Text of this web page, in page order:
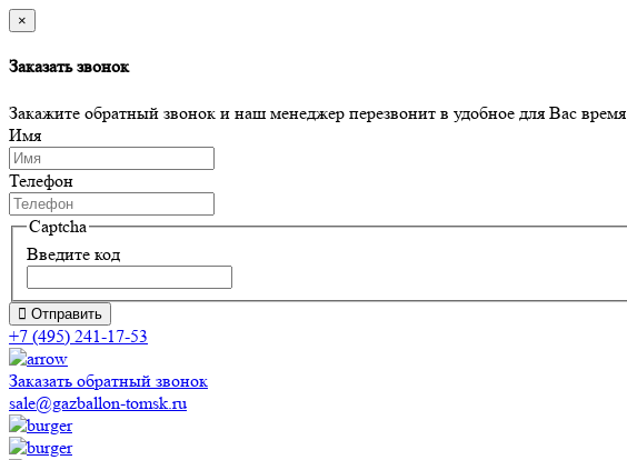
×
Заказать звонок
Закажите обратный звонок и наш менеджер перезвонит в удобное для Вас время.
Имя
Телефон
Captcha
Введите код
Отправить
+7 (495) 241-17-53
Заказать обратный звонок
sale@gazballon-tomsk.ru